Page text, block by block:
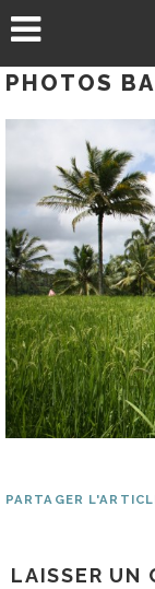
au
PHOTOS
PARTAGER
LAISSER UN